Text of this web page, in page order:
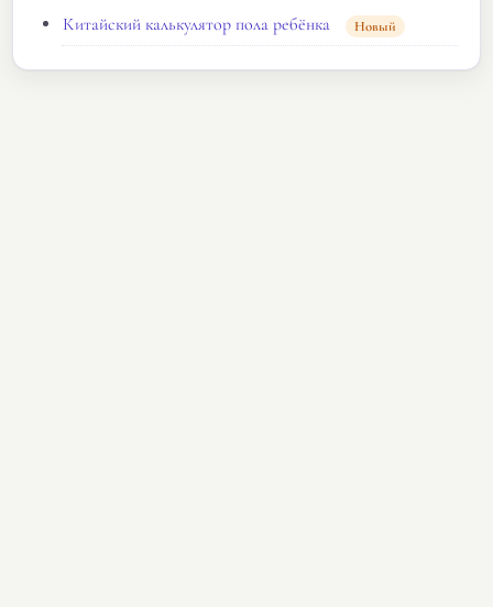
Китайский калькулятор пола ребёнка Новый